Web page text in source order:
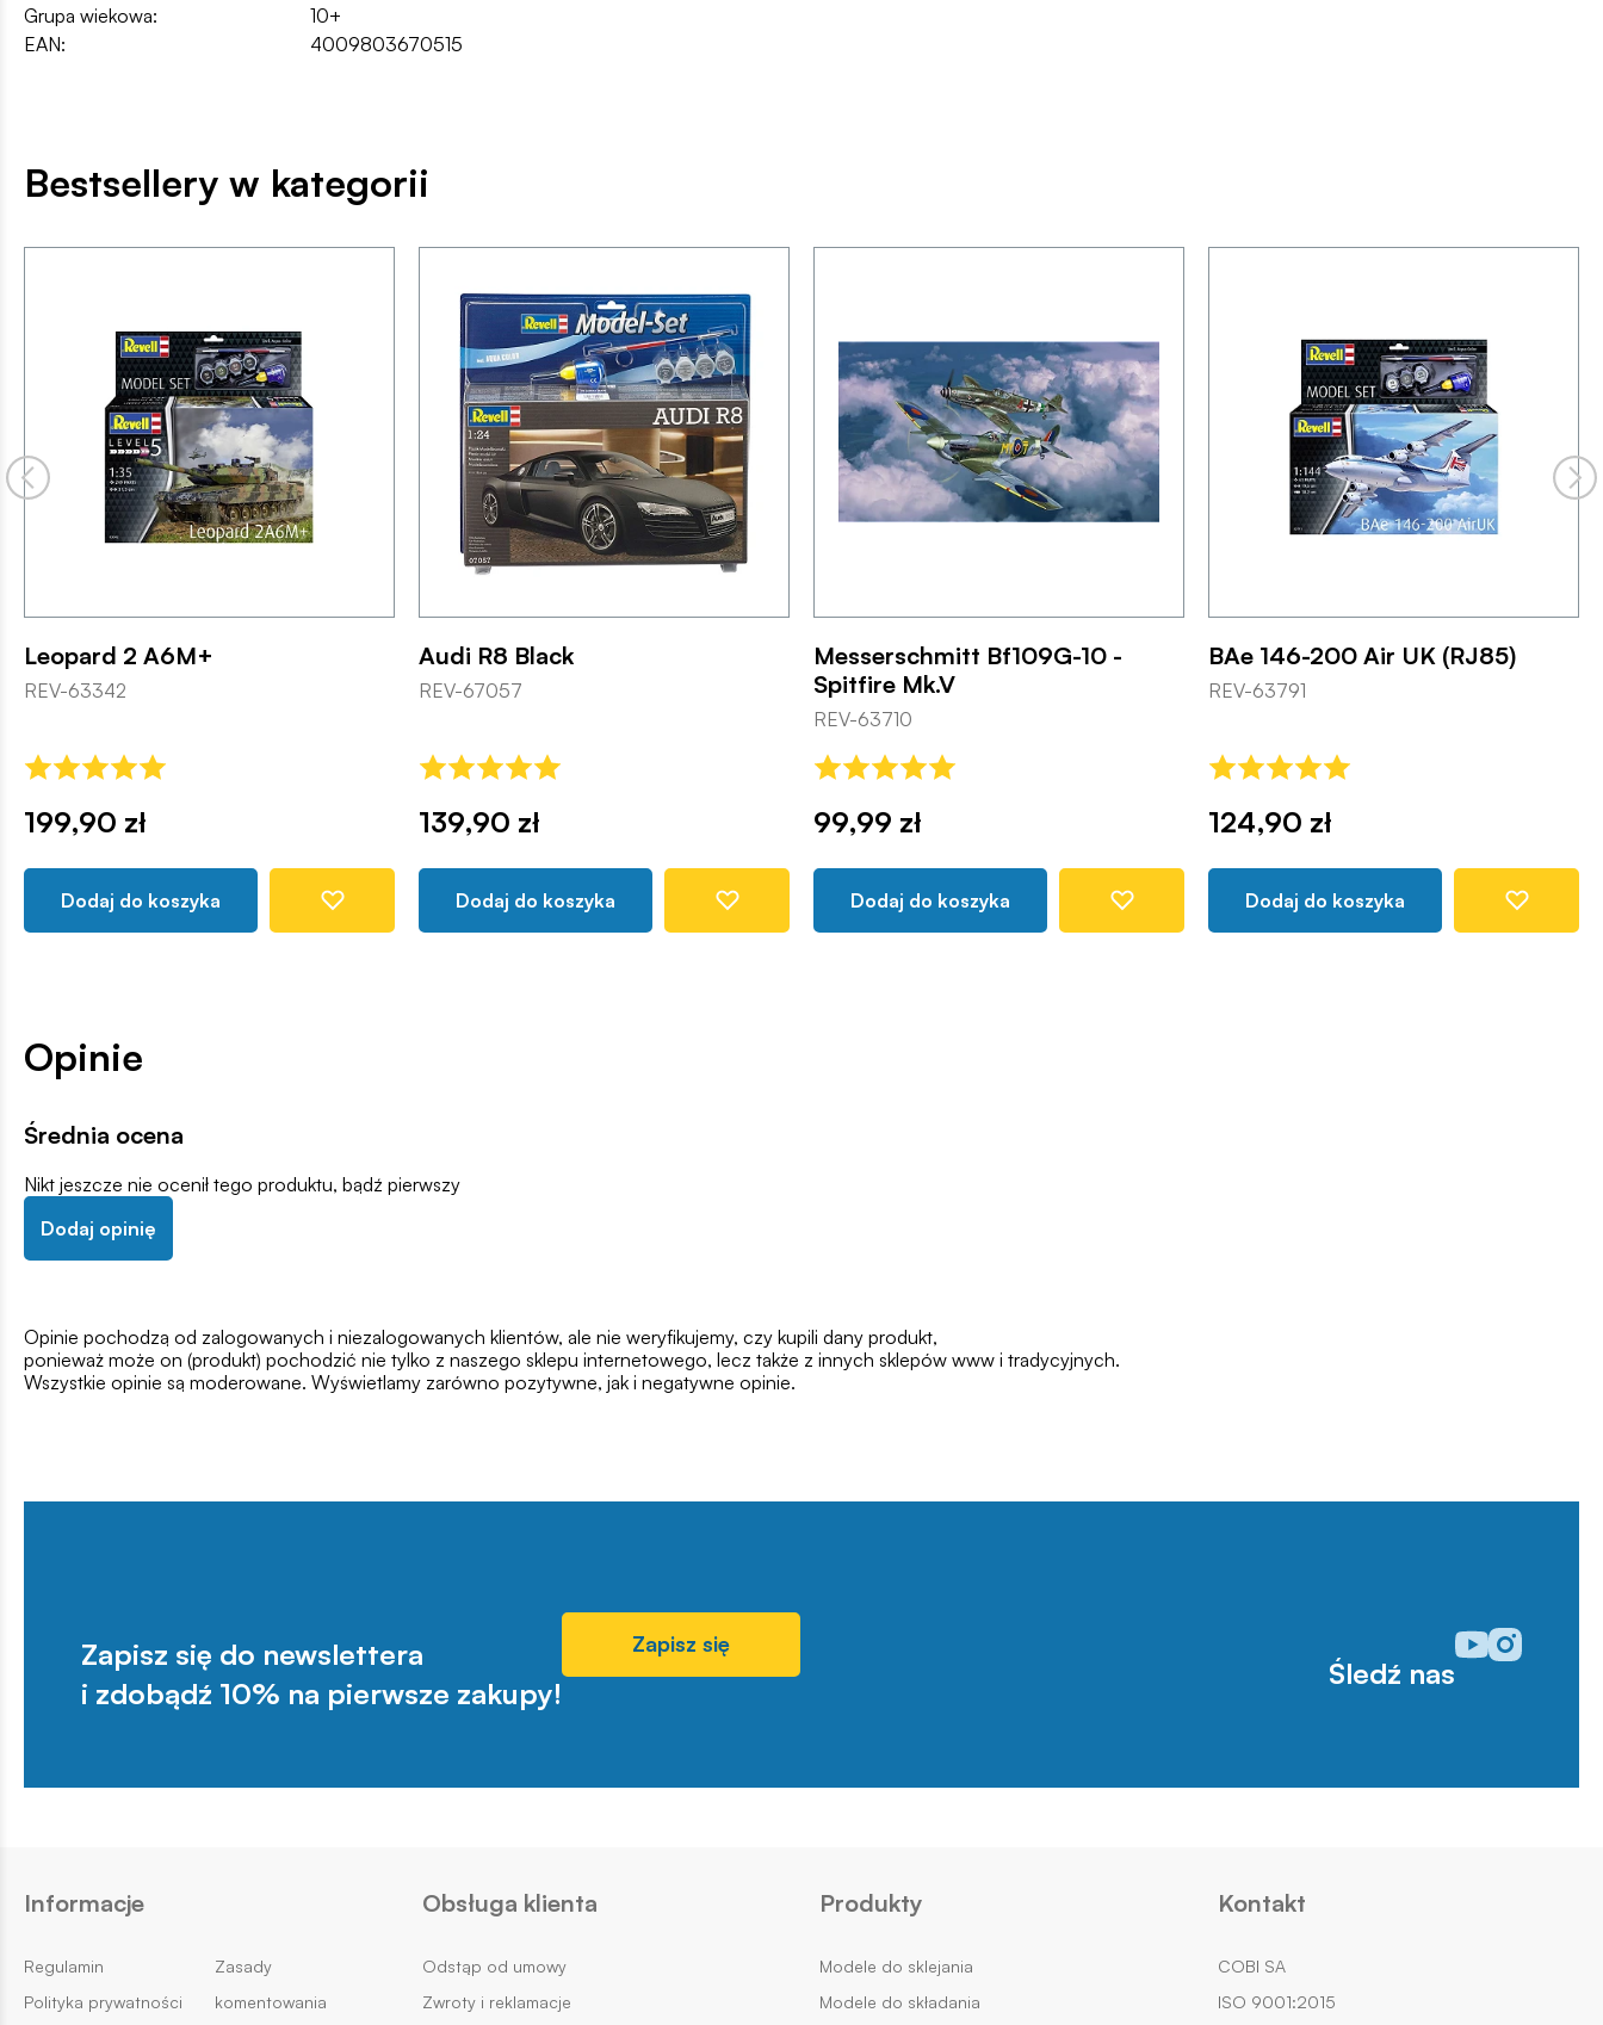
Grupa wiekowa:
10+
EAN:
4009803670515
Bestsellery w kategorii
Leopard 2 A6M+
REV-63342
199,90 zł
Dodaj do koszyka
Audi R8 Black
REV-67057
139,90 zł
Dodaj do koszyka
Messerschmitt Bf109G-10 -
Spitfire Mk.V
REV-63710
99,99 zł
Dodaj do koszyka
BAe 146-200 Air UK (RJ85)
REV-63791
124,90 zł
Dodaj do koszyka
Opinie
Średnia ocena
Nikt jeszcze nie ocenił tego produktu, bądź pierwszy
Dodaj opinię
Opinie pochodzą od zalogowanych i niezalogowanych klientów, ale nie weryfikujemy, czy kupili dany produkt,
ponieważ może on (produkt) pochodzić nie tylko z naszego sklepu internetowego, lecz także z innych sklepów www i tradycyjnych.
Wszystkie opinie są moderowane. Wyświetlamy zarówno pozytywne, jak i negatywne opinie.
Zapisz się do newslettera
i zdobądź 10% na pierwsze zakupy!
Zapisz się
Śledź nas
Odwiedź nasz
Odwiedź
Informacje
Regulamin
Polityka prywatności
Zasady
komentowania
Obsługa klienta
Odstąp od umowy
Zwroty i reklamacje
Produkty
Modele do sklejania
Modele do składania
Kontakt
COBI SA
ISO 9001:2015